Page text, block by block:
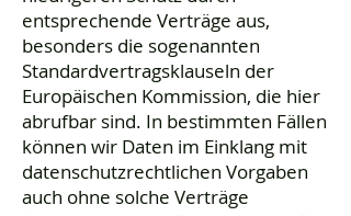
entsprechende Verträge aus,
besonders die sogenannten
Standardvertragsklauseln der
Europäischen Kommission, die hier
abrufbar sind. In bestimmten Fällen
können wir Daten im Einklang mit
datenschutzrechtlichen Vorgaben
auch ohne solche Verträge